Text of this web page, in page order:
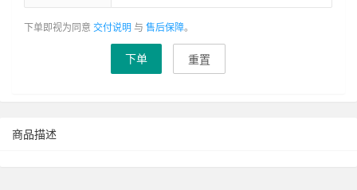
下单即视为同意 交付说明 与 售后保障。
下单 重置
商品描述